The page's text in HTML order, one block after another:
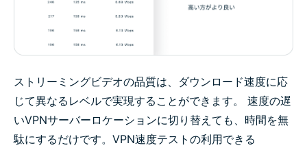
ストリーミングビデオの品質は、ダウンロード速度に応
じて異なるレベルで実現することができます。 速度の遅
いVPNサーバーロケーションに切り替えても、時間を無
駄にするだけです。VPN速度テストの利用できる